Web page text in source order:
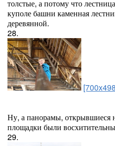
толстые, а потому что
куполе башни каменная
деревянной.
28.
Ну, а панорамы, открывшиеся
площадки были
29.